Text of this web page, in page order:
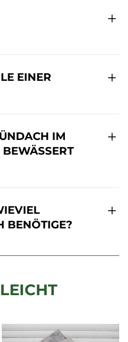
EINER
IM
BENÖTIGE?